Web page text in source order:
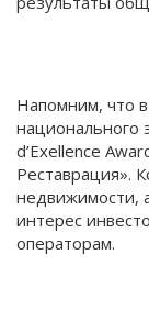
Напомним, что
национального
d’Exellence
Реставрация».
недвижимости,
интерес
операторам.